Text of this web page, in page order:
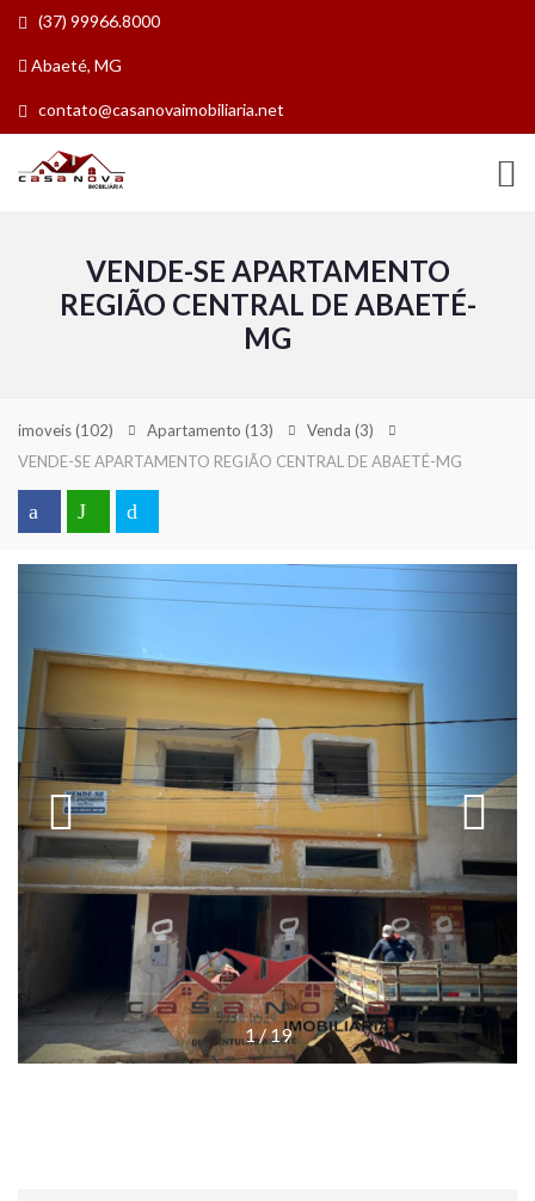
(37) 99966.8000
Abaeté, MG
contato@casanovaimobiliaria.net
VENDE-SE APARTAMENTO
REGIÃO CENTRAL DE ABAETÉ-
MG
imoveis(102) Apartamento (13) Venda (3)
VENDE-SE APARTAMENTO REGIÃO CENTRAL DE ABAETÉ-MG
1/19